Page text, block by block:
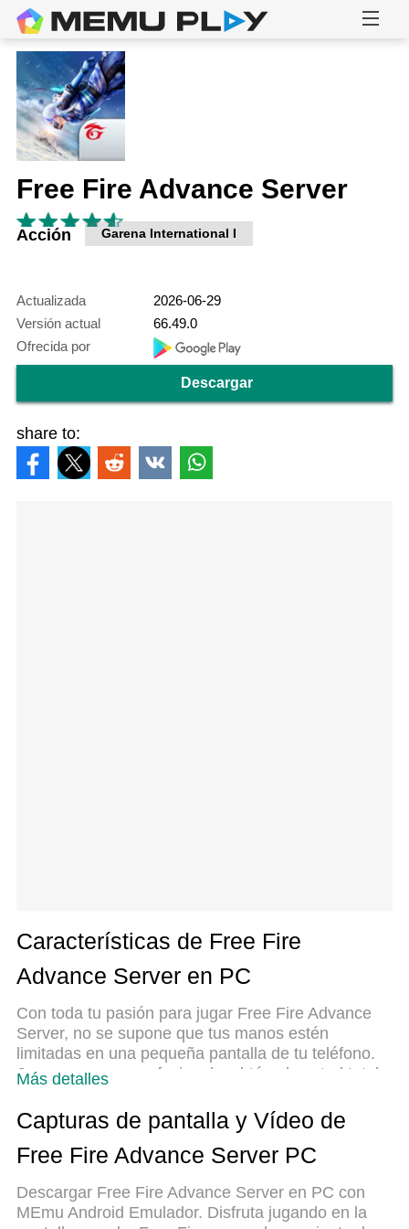
Free Fire Advance Server
Acción Garena International I
Actualizada
2026-06-29
Versión actual
66.49.0
Ofrecida por
Descargar
share to:
Características de Free Fire
Advance Server en PC
Con toda tu pasión para jugar Free Fire Advance
Server, no se supone que tus manos estén
limitadas en una pequeña pantalla de tu teléfono.
Juega como un profesional y obtén el control total
ofrece todas las cosas que espera. Descargar y
jugar Free Fire Advance Server en PC. Juega todo
el tiempo que quieras, sin más limitaciones de
nuevo MEmu 9 es la mejor opción para jugar Free
Fire Advance Server en PC. Preparado con nuestra
Más detalles
Capturas de pantalla y Vídeo de
Free Fire Advance Server PC
Descargar Free Fire Advance Server en PC con
MEmu Android Emulador. Disfruta jugando en la